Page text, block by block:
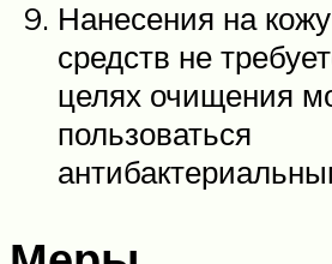
Нанесения на
средств не
целях очищения
пользоваться